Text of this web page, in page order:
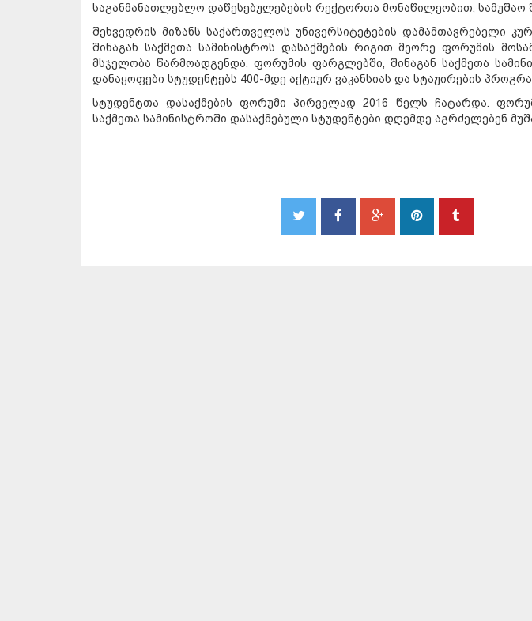
საგანმანათლებლო დაწესებულებების რექტორთა მონაწილეობით, სამუშაო
შეხვედრის მიზანს საქართველოს უნივერსიტეტების დამამთავრებელი
შინაგან საქმეთა სამინისტროს დასაქმების რიგით მეორე ფორუმის
მსჯელობა წარმოადგენდა. ფორუმის ფარგლებში, შინაგან საქმეთა
დანაყოფები სტუდენტებს 400-მდე აქტიურ ვაკანსიას და სტაჟირების
სტუდენტთა დასაქმების ფორუმი პირველად 2016 წელს ჩატარდა.
საქმეთა სამინისტროში დასაქმებული სტუდენტები დღემდე აგრძელებენ